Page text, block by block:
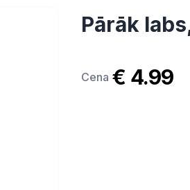
Pārāk
Cena € 4.99